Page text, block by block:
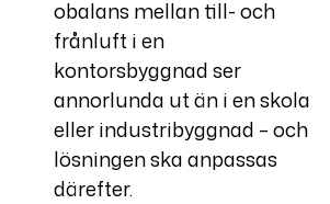
obalans mellan till- och
frånluft i en
kontorsbyggnad ser
annorlunda ut än i en skola
eller industribyggnad – och
lösningen ska anpassas
därefter.